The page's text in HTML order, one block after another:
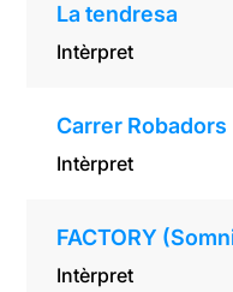
La tendresa
Intèrpret
Carrer Robadors
Intèrpret
FACTORY
Intèrpret